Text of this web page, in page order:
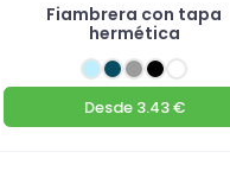
Fiambrera con tapa
hermética
Desde3.43 €